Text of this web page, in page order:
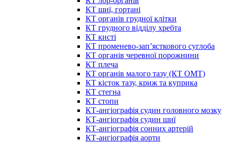
КТ шиї, гортані
КТ органів грудної клітки
КТ грудного відділу хребта
КТ кисті
КТ променево-зап’ясткового суглоба
КТ органів черевної порожнини
КТ плеча
КТ органів малого тазу (КТ ОМТ)
КТ кісток тазу, криж та куприка
КТ стегна
КТ стопи
КТ-ангіографія судин головного мозку
КТ-ангіографія судин шиї
КТ-ангіографія сонних артерій
КТ-ангіографія аорти